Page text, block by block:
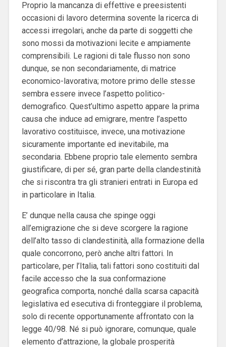
Proprio la mancanza di effettive e preesistenti
occasioni di lavoro determina sovente la ricerca di
accessi irregolari, anche da parte di soggetti che
sono mossi da motivazioni lecite e ampiamente
comprensibili. Le ragioni di tale flusso non sono
dunque, se non secondariamente, di matrice
economico-lavorativa; motore primo delle stesse
sembra essere invece l’aspetto politico-
demografico. Quest’ultimo aspetto appare la prima
causa che induce ad emigrare, mentre l’aspetto
lavorativo costituisce, invece, una motivazione
sicuramente importante ed inevitabile, ma
secondaria. Ebbene proprio tale elemento sembra
giustificare, di per sé, gran parte della clandestinità
che si riscontra tra gli stranieri entrati in Europa ed
in particolare in Italia.
E’ dunque nella causa che spinge oggi
all’emigrazione che si deve scorgere la ragione
dell’alto tasso di clandestinità, alla formazione della
quale concorrono, però anche altri fattori. In
particolare, per l’Italia, tali fattori sono costituiti dal
facile accesso che la sua conformazione
geografica comporta, nonché dalla scarsa capacità
legislativa ed esecutiva di fronteggiare il problema,
solo di recente opportunamente affrontato con la
legge 40/98. Né si può ignorare, comunque, quale
elemento d’attrazione, la globale prosperità